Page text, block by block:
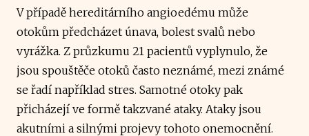
V případě hereditárního angioedému může
otokům předcházet únava, bolest svalů nebo
vyrážka. Z průzkumu 21 pacientů vyplynulo, že
jsou spouštěče otoků často neznámé, mezi známé
se řadí například stres. Samotné otoky pak
přicházejí ve formě takzvané ataky. Ataky jsou
akutními a silnými projevy tohoto onemocnění.